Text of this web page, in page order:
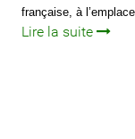
française, à
Lire la suite